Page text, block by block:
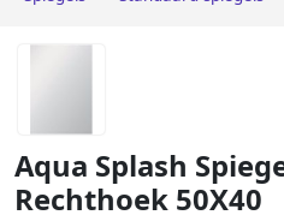
Aqua Splash
Rechthoek 50X40